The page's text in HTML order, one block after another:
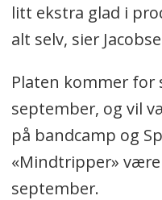
litt ekstra glad i
alt selv, sier
Platen kommer for
september, og vil
på bandcamp og
«Mindtripper»
september.